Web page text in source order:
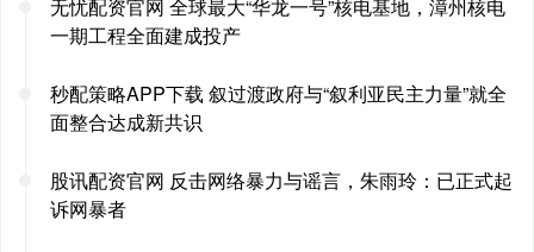
无忧配资官网 全球最大“华龙一号”核电基地，漳州核电
一期工程全面建成投产
秒配策略APP下载 叙过渡政府与“叙利亚民主力量”就全
面整合达成新共识
股讯配资官网 反击网络暴力与谣言，朱雨玲：已正式起
诉网暴者